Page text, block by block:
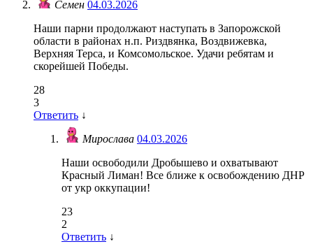
Семен 04.03.2026
Наши парни продолжают наступать в Запорожской
области в районах н.п. Риздвянка, Воздвижевка,
Верхняя Терса, и Комсомольское. Удачи ребятам и
скорейшей Победы.
28
3
Ответить ↓
Мирослава 04.03.2026
Наши освободили Дробышево и охватывают
Красный Лиман! Все ближе к освобождению ДНР
от укр оккупации!
23
2
Ответить ↓